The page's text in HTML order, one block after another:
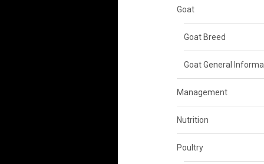
Goat
Goat Breed
Goat General
Management
Nutrition
Poultry